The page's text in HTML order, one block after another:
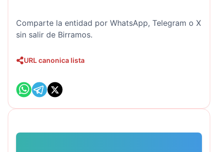
Comparte la entidad por WhatsApp, Telegram o X
sin salir de Birramos.
URL canonica lista